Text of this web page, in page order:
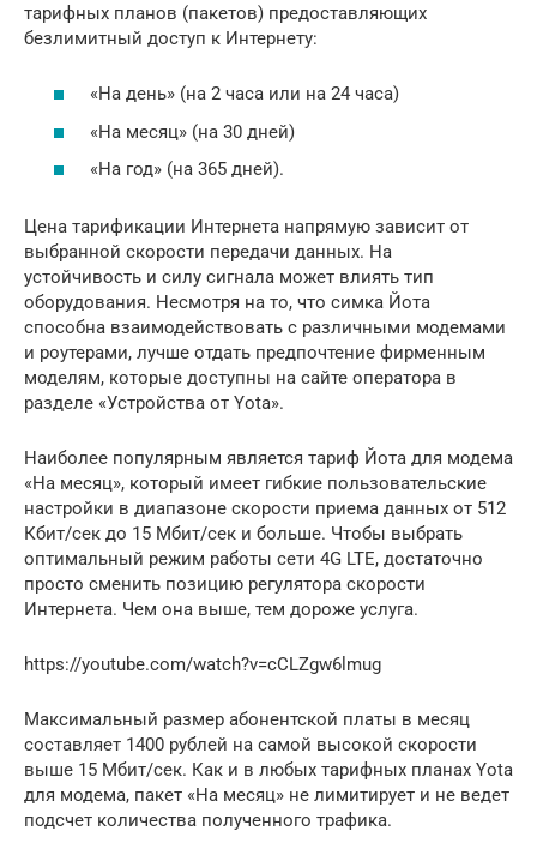
тарифных планов (пакетов) предоставляющих
безлимитный доступ к Интернету:
«На день» (на 2 часа или на 24 часа)
«На месяц» (на 30 дней)
«На год» (на 365 дней).
Цена тарификации Интернета напрямую зависит от
выбранной скорости передачи данных. На
устойчивость и силу сигнала может влиять тип
оборудования. Несмотря на то, что симка Йота
способна взаимодействовать с различными модемами
и роутерами, лучше отдать предпочтение фирменным
моделям, которые доступны на сайте оператора в
разделе «Устройства от Yota».
Наиболее популярным является тариф Йота для модема
«На месяц», который имеет гибкие пользовательские
настройки в диапазоне скорости приема данных от 512
Кбит/сек до 15 Мбит/сек и больше. Чтобы выбрать
оптимальный режим работы сети 4G LTE, достаточно
просто сменить позицию регулятора скорости
Интернета. Чем она выше, тем дороже услуга.
https://youtube.com/watch?v=cCLZgw6lmug
Максимальный размер абонентской платы в месяц
составляет 1400 рублей на самой высокой скорости
выше 15 Мбит/сек. Как и в любых тарифных планах Yota
для модема, пакет «На месяц» не лимитирует и не ведет
подсчет количества полученного трафика.